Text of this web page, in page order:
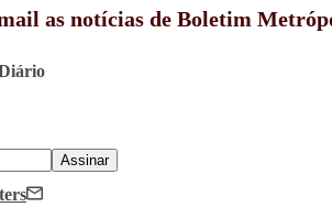
as notícias de Boletim
Assinar